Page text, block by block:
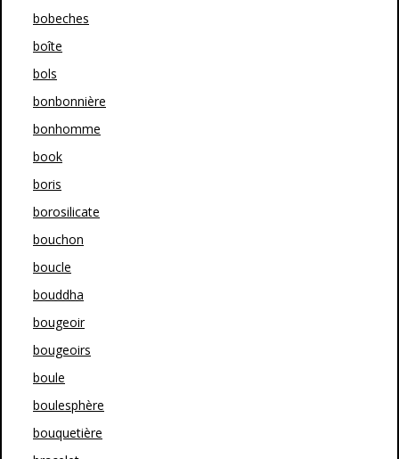
bobeches
boîte
bols
bonbonnière
bonhomme
book
boris
borosilicate
bouchon
boucle
bouddha
bougeoir
bougeoirs
boule
boulesphère
bouquetière